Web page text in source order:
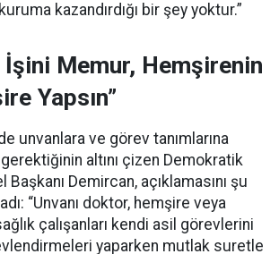
kazandırdığı bir şey yoktur.”
İşini Memur, Hemşirenin
Yapsın”
unvanlara ve görev tanımlarına
gerektiğinin altını çizen Demokratik
Başkanı Demircan, açıklamasını şu
“Unvanı doktor, hemşire veya
çalışanları kendi asil görevlerini
yaparken mutlak suretle